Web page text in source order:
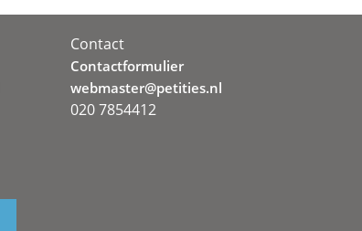
Contact
Contactformulier
webmaster@petities.nl
020 7854412